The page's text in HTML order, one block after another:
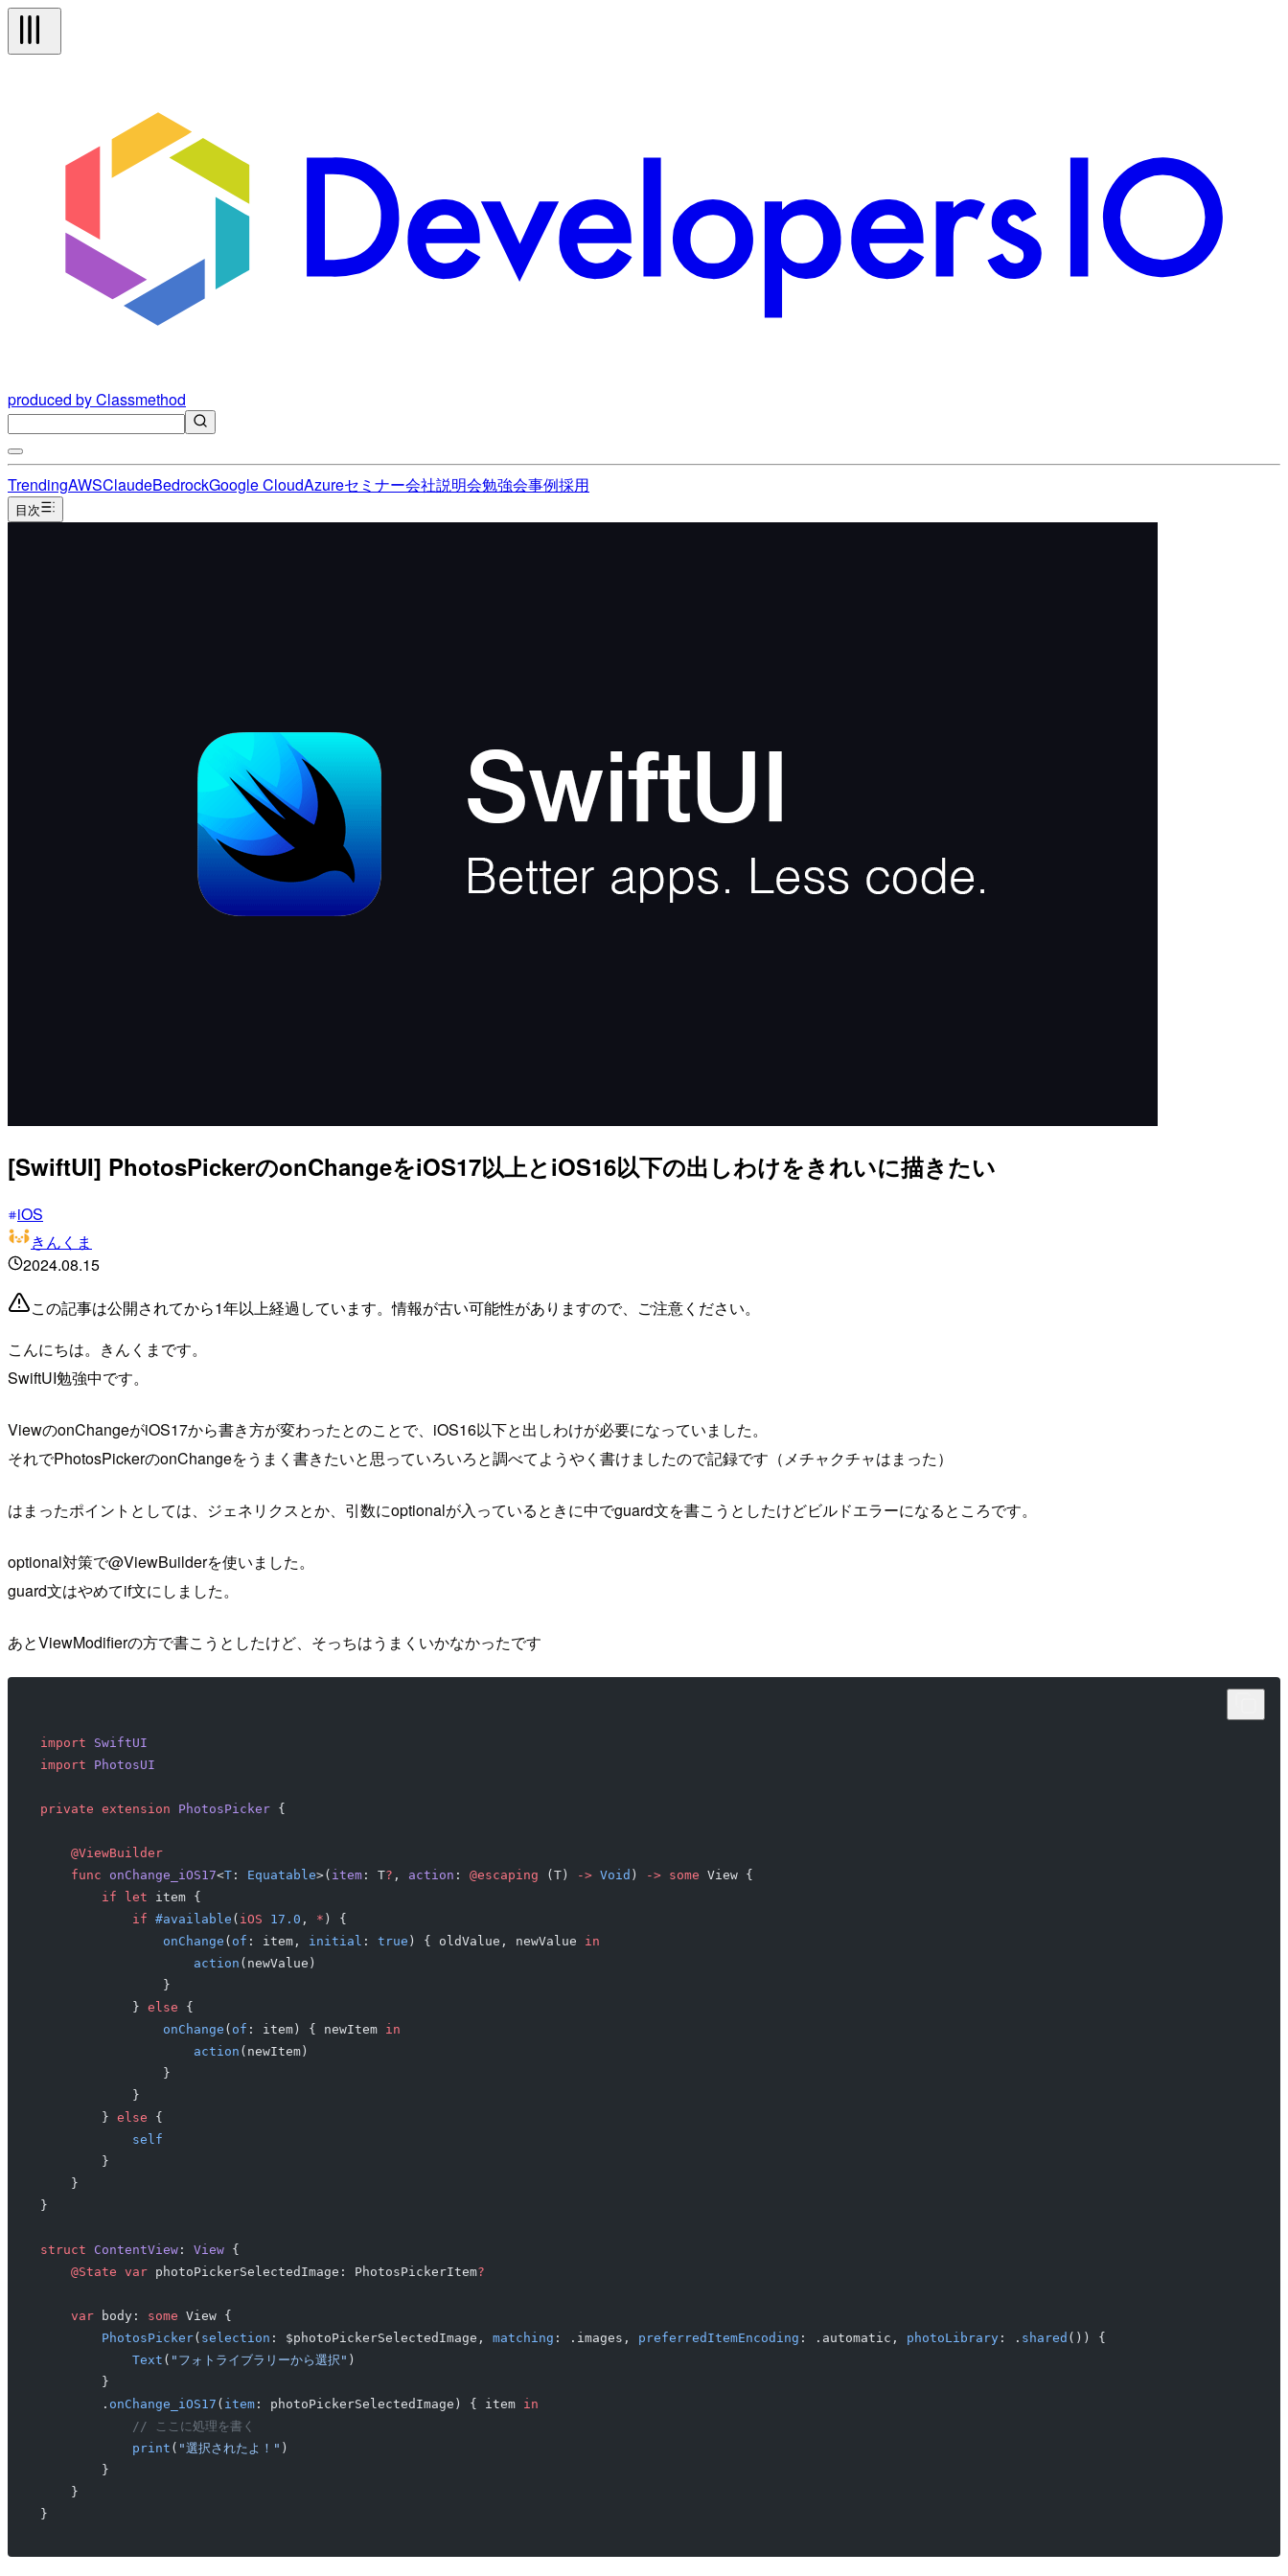
produced by Classmethod
TrendingAWSClaudeBedrockGoogle CloudAzureセミナー会社説明会勉強会事例採用
目次
[SwiftUI] PhotosPickerのonChangeをiOS17以上とiOS16以下の出しわけをきれいに描きたい
iOS
きんくま
2024.08.15
この記事は公開されてから1年以上経過しています。情報が古い可能性がありますので、ご注意ください。
こんにちは。きんくまです。
SwiftUI勉強中です。
ViewのonChangeがiOS17から書き方が変わったとのことで、iOS16以下と出しわけが必要になっていました。
それでPhotosPickerのonChangeをうまく書きたいと思っていろいろと調べてようやく書けましたので記録です（メチャクチャはまった）
はまったポイントとしては、ジェネリクスとか、引数にoptionalが入っているときに中でguard文を書こうとしたけどビルドエラーになるところです。
optional対策で@ViewBuilderを使いました。
guard文はやめてif文にしました。
あとViewModifierの方で書こうとしたけど、そっちはうまくいかなかったです
import SwiftUI
import PhotosUI
private extension PhotosPicker {
    @ViewBuilder
    func
onChange_iOS17<T: Equatable>( item: T? , action : @escaping (T) -> Void ) -> some View {
        if
let item {
            if
#available ( iOS 17.0 , * ) {
                onChange
( of : item, initial : true ) { oldValue, newValue in
                    action
(newValue)
                }
            }
else {
                onChange
( of : item) { newItem in
                    action
(newItem)
                }
            }
        }
else {
            self
        }
    }
}
struct ContentView: View {
    @State
var photoPickerSelectedImage: PhotosPickerItem?
    var
body: some View {
        PhotosPicker
( selection : $photoPickerSelectedImage, matching : .images, preferredItemEncoding : .automatic, photoLibrary: . shared ()) {
            Text
( "フォトライブラリーから選択" )
        }
        .
onChange_iOS17 ( item: photoPickerSelectedImage) { item in
            // ここに処理を書く
            print
( "選択されたよ！" )
        }
    }
}